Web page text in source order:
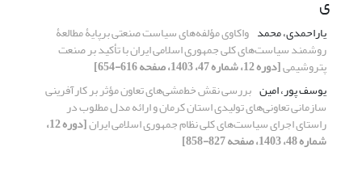
یاراحمدی، محمد واکاوی مؤلفه‌های سیاست‌ صنعتی برپایۀ مطالعۀ
روشمند سیاست‌های کلی جمهوری اسلامی ایران با تأکید بر صنعت
پتروشیمی[دوره 12، شماره 47، 1403، صفحه 616-654]
یوسف پور، امین بررسی نقش خط‌مشی‌های تعاون مؤثر بر کارآفرینی
سازمانی تعاونی‌های تولیدی استان کرمان و ارائه مدل مطلوب در
راستای اجرای سیاست‌های کلی نظام جمهوری اسلامی ایران [دوره 12،
شماره 48، 1403، صفحه 827-858]